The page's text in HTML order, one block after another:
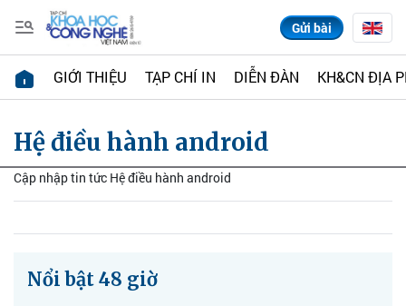
Gửi bài
GIỚI THIỆU TẠP CHÍ IN DIỄN ĐÀN KH&CN ĐỊA
Hệ điều hành android
Cập nhập tin tức Hệ điều hành android
Nổi bật 48 giờ